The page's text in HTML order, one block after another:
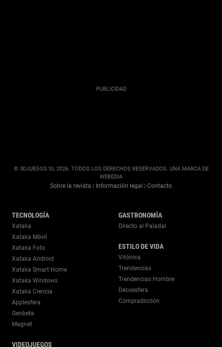
© 3DJUEGOS SL 2026. TODOS LOS DERECHOS RESERVADOS. UNA MARCA DE
WEBEDIA
Sobre la revista | Información legal | Contacto
TECNOLOGÍA
Xataka
Xataka Móvil
Xataka Foto
Xataka Android
Xataka Smart Home
Xataka Windows
Xataka Ciencia
Applesfera
Genbeta
Magnet
VIDEOJUEGOS
GASTRONOMÍA
Directo al Paladar
ESTILO DE VIDA
Vitónica
Trendencias
Trendencias Hombre
Decoesfera
Compradicción